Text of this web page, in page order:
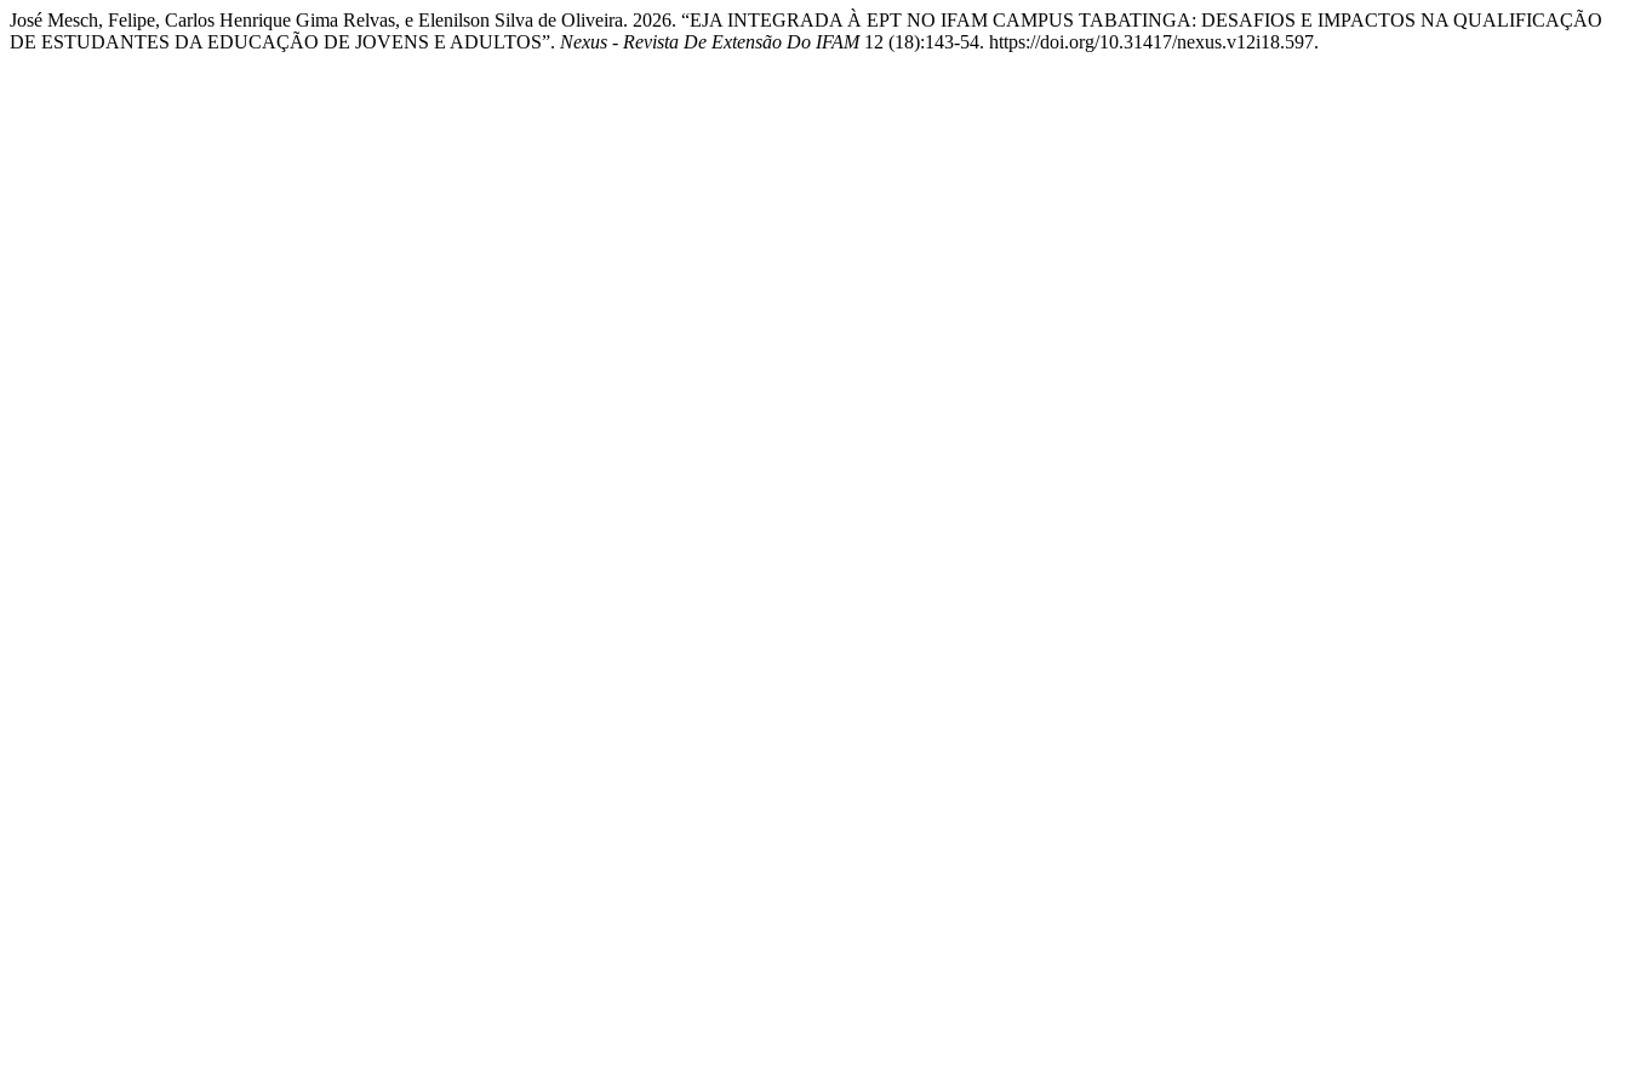
José Mesch, Felipe, Carlos Henrique Gima Relvas, e Elenilson Silva de Oliveira. 2026. “EJA INTEGRADA À EPT NO IFAM CAMPUS TABATINGA: DESAFIOS E IMPACTOS NA QUALIFICAÇÃO
DE ESTUDANTES DA EDUCAÇÃO DE JOVENS E ADULTOS”. Nexus - Revista De Extensão Do IFAM12 (18):143-54. https://doi.org/10.31417/nexus.v12i18.597.